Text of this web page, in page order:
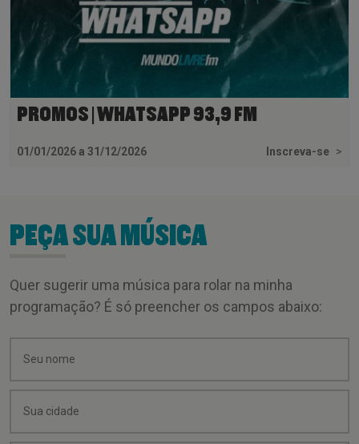
PROMOS | WHATSAPP 93,9 FM
01/01/2026 a 31/12/2026 Inscreva-se >
PEÇA SUA MÚSICA
Quer sugerir uma música para rolar na minha
programação? É só preencher os campos abaixo: